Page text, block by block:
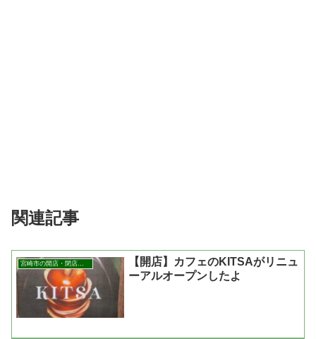
関連記事
【開店】カフェのKITSAがリニュ
ーアルオープンしたよ